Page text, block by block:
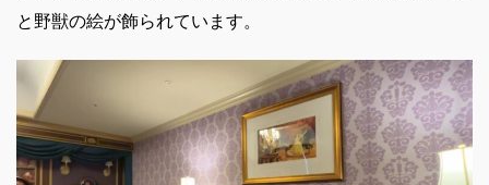
と野獣の絵が飾られています。